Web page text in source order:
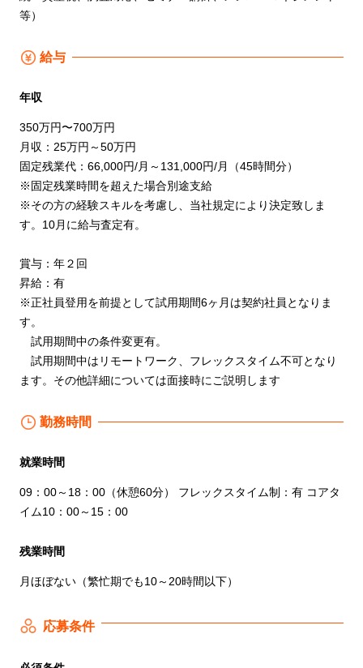
等）
給与
年収
350万円〜700万円
月収：25万円～50万円
固定残業代：66,000円/月～131,000円/月（45時間分）
※固定残業時間を超えた場合別途支給
※その方の経験スキルを考慮し、当社規定により決定致しま
す。10月に給与査定有。
賞与：年２回
昇給：有
※正社員登用を前提として試用期間6ヶ月は契約社員となりま
す。
試用期間中の条件変更有。
試用期間中はリモートワーク、フレックスタイム不可となり
ます。その他詳細については面接時にご説明します
勤務時間
就業時間
09：00～18：00（休憩60分） フレックスタイム制：有 コアタ
イム10：00～15：00
残業時間
月ほぼない（繁忙期でも10～20時間以下）
応募条件